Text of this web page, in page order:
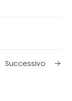
Successivo